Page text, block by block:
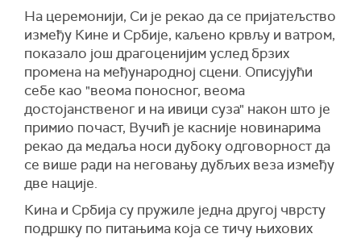
На церемонији, Си је рекао да се пријатељство
између Кине и Србије, каљено крвљу и ватром,
показало још драгоценијим услед брзих
промена на међународној сцени. Описујући
себе као "веома поносног, веома
достојанственог и на ивици суза" након што је
примио почаст, Вучић је касније новинарима
рекао да медаља носи дубоку одговорност да
се више ради на неговању дубљих веза између
две нације.
Кина и Србија су пружиле једна другој чврсту
подршку по питањима која се тичу њихових